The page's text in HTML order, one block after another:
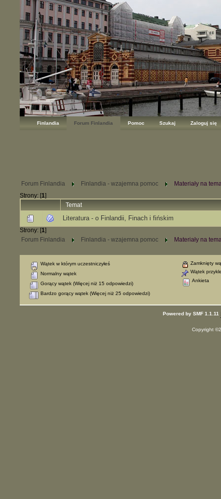
Finlandia Forum Finlandia Pomoc Szukaj Zaloguj się
Forum Finlandia Finlandia - wzajemna pomoc Materiały na
Strony: [1]
Temat
Literatura - o Finlandii, Finach i fińskim
Strony: [1]
Forum Finlandia Finlandia - wzajemna pomoc Materiały na
Wątek w którym uczestniczyłeś
Normalny wątek
Gorący wątek (Więcej niż 15 odpowiedzi)
Bardzo gorący wątek (Więcej niż 25 odpowiedzi)
Zamknięty
Wątek
Ankieta
Powered by SMF 1.1.11
Copyright